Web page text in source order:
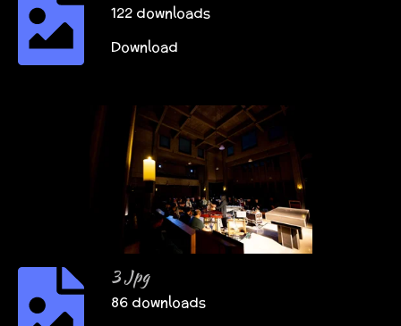
122 downloads
Download
3 Jpg
86 downloads